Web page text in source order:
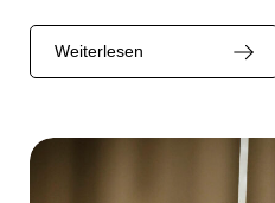
Weiterlesen